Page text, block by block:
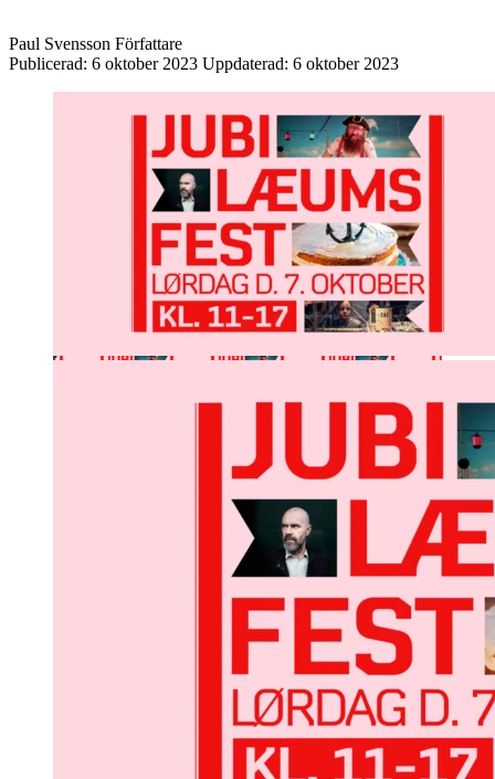
Paul Svensson Författare
Publicerad: 6 oktober 2023 Uppdaterad: 6 oktober 2023